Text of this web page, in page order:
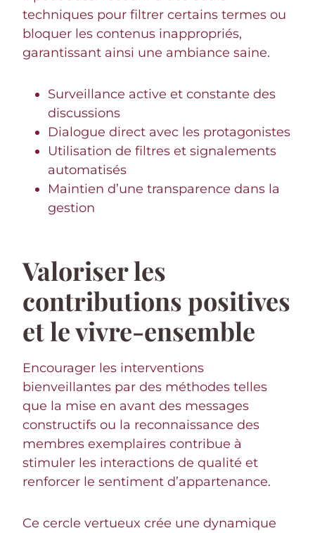
techniques pour filtrer certains termes ou
bloquer les contenus inappropriés,
garantissant ainsi une ambiance saine.
Surveillance active et constante des
discussions
Dialogue direct avec les protagonistes
Utilisation de filtres et signalements
automatisés
Maintien d’une transparence dans la
gestion
Valoriser les
contributions positives
et le vivre-ensemble
Encourager les interventions
bienveillantes par des méthodes telles
que la mise en avant des messages
constructifs ou la reconnaissance des
membres exemplaires contribue à
stimuler les interactions de qualité et
renforcer le sentiment d’appartenance.
Ce cercle vertueux crée une dynamique